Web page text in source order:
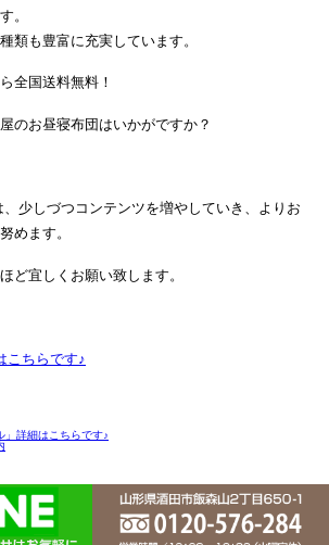
。
類も豊富に充実しています。
全国送料無料！
のお昼寝布団はいかがですか？
、少しづつコンテンツを増やしていき、よりお
めます。
ど宜しくお願い致します。
こちらです♪
」詳細はこちらです♪